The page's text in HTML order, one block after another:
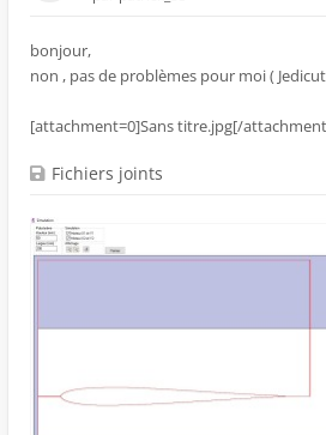
bonjour,
non , pas de problèmes pour moi (
[attachment=0]Sans titre.jpg[/
Fichiers joints